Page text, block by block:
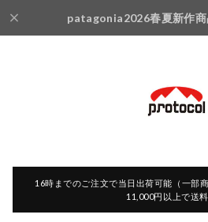
patagonia2026春夏新作商
16時までのご注文で当日出荷可能（一部
11,000円以上で送